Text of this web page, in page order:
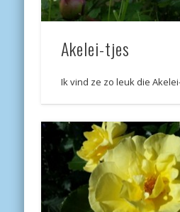
Akelei-tjes
Ik vind ze zo leuk die